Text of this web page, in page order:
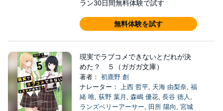
ラン30日間無料体験で試す
無料体験を試す
現実でラブコメできないとだれが決
めた？ ５（ガガガ文庫）
著者： 初鹿野 創
ナレーター： 上西 哲平, 天海 由梨奈, 福
緒 唯, 荻野 葉月 , 森嶋 優花, 長谷 徳人 ,
ランズベリーアーサー, 田所 陽向 , 宮城